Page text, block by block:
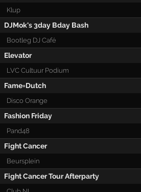
Klup
DJMok's 3day Bday Bash
Bootleg DJ Café
Elevator
LVC Cultuur Podium
Fame=Dutch
Disco Orange
Fashion Friday
Pand48
Fight Cancer
Beursplein
Fight Cancer Tour Afterparty